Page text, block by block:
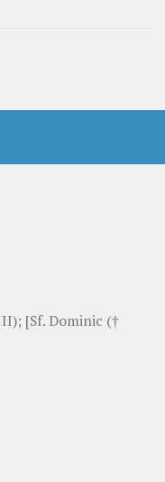
[Sf. Dominic (†